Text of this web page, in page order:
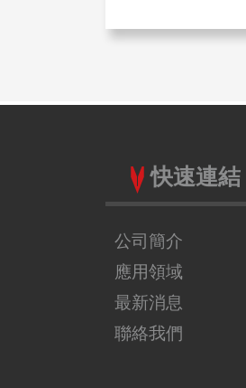
快速連結
公司簡介
應用領域
最新消息
聯絡我們